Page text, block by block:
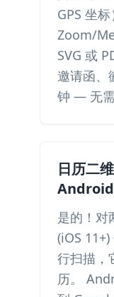
GPS 坐
Zoom/
SVG 或
邀请函、
钟 — 无需
日历二
Android
是的！对
(iOS
行扫描，
历。